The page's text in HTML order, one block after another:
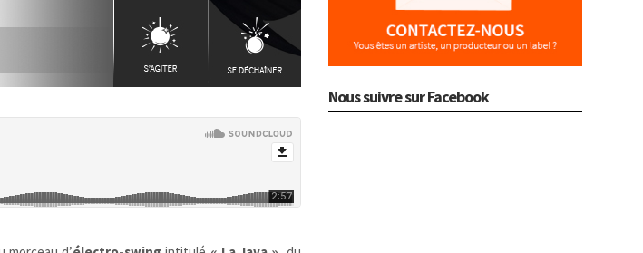
Nous suivre sur Facebook